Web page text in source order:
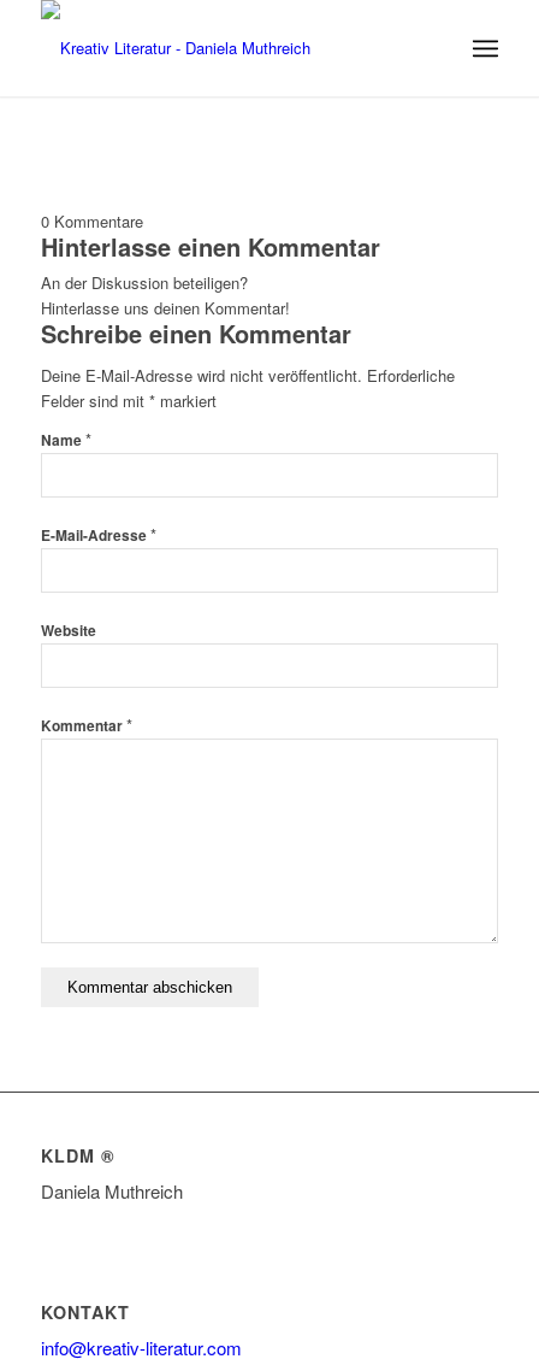
0 Kommentare
Hinterlasse einen Kommentar
An der Diskussion beteiligen?
Hinterlasse uns deinen Kommentar!
Schreibe einen Kommentar
Deine E-Mail-Adresse wird nicht veröffentlicht. Erforderliche
Felder sind mit *markiert
Name*
E-Mail-Adresse*
Website
Kommentar*
KLDM ®
Daniela Muthreich
KONTAKT
info@kreativ-literatur.com